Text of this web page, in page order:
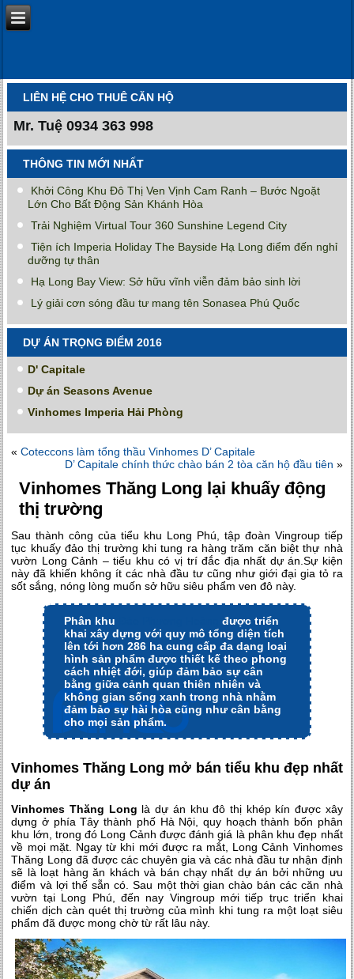
LIÊN HỆ CHO THUÊ CĂN HỘ
Mr. Tuệ 0934 363 998
THÔNG TIN MỚI NHẤT
Khởi Công Khu Đô Thị Ven Vịnh Cam Ranh – Bước Ngoặt
Lớn Cho Bất Động Sản Khánh Hòa
Trải Nghiệm Virtual Tour 360 Sunshine Legend City
Tiện ích Imperia Holiday The Bayside Hạ Long điểm đến nghỉ
dưỡng tự thân
Hạ Long Bay View: Sở hữu vĩnh viễn đảm bảo sinh lời
Lý giải cơn sóng đầu tư mang tên Sonasea Phú Quốc
DỰ ÁN TRỌNG ĐIỂM 2016
D' Capitale
Dự án Seasons Avenue
Vinhomes Imperia Hải Phòng
«Coteccons làm tổng thầu Vinhomes D’ Capitale
D’ Capitale chính thức chào bán 2 tòa căn hộ đầu tiên »
Vinhomes Thăng Long lại khuấy động
thị trường
Sau thành công của tiểu khu Long Phú, tập đoàn Vingroup tiếp
tục khuấy đảo thị trường khi tung ra hàng trăm căn biệt thự nhà
vườn Long Cảnh – tiểu khu có vị trí đắc địa nhất dự án.Sự kiện
này đã khiến không ít các nhà đầu tư cũng như giới đại gia tỏ ra
sốt sắng, nóng lòng muốn sở hữu siêu phẩm ven đô này.
Phân khu
được triển
khai xây dựng với quy mô tổng diện tích
lên tới hơn 286 ha cung cấp đa dạng loại
hình sản phẩm được thiết kế theo phong
cách nhiệt đới, giúp đảm bảo sự cân
bằng giữa cảnh quan thiên nhiên và
không gian sống xanh trong nhà nhằm
đảm bảo sự hài hòa cũng như cân bằng
cho mọi sản phẩm.
Vinhomes Thăng Long mở bán tiểu khu đẹp nhất
dự án
Vinhomes Thăng Long là dự án khu đô thị khép kín được xây
dựng ở phía Tây thành phố Hà Nội, quy hoạch thành bốn phân
khu lớn, trong đó Long Cảnh được đánh giá là phân khu đẹp nhất
về mọi mặt. Ngay từ khi mới được ra mắt, Long Cảnh Vinhomes
Thăng Long đã được các chuyên gia và các nhà đầu tư nhận định
sẽ là loạt hàng ăn khách và bán chạy nhất dự án bởi những ưu
điểm và lợi thế sẵn có. Sau một thời gian chào bán các căn nhà
vườn tại Long Phú, đến nay Vingroup mới tiếp trục triển khai
chiến dịch càn quét thị trường của mình khi tung ra một loạt siêu
phẩm đã được mong chờ từ rất lâu này.